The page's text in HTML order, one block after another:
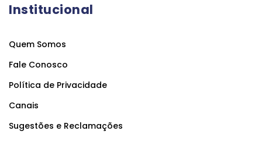
Institucional
Quem Somos
Fale Conosco
Política de Privacidade
Canais
Sugestões e Reclamações